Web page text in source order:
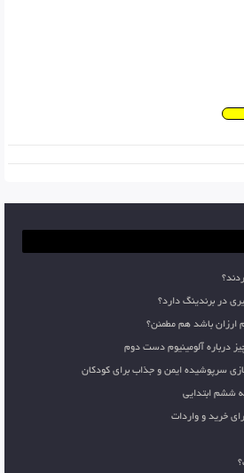
در برندینگ دارد؟
ارزان باشد هم مطمئن؟
درباره آلومینیوم دست دوم
سرپوشیده ایمن و جذاب برای کودکان
ششم ابتدایی
خرید و واردات